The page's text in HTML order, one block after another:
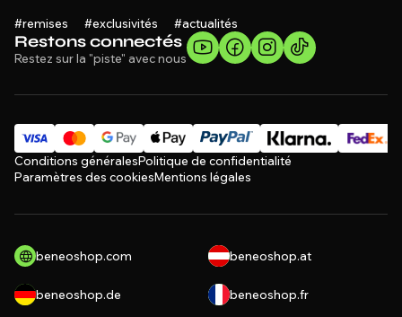
Restons connectés
Restez sur la "piste" avec nous
#remises #exclusivités #actualités
Conditions généralesPolitique de confidentialité
Paramètres des cookiesMentions légales
beneoshop.com beneoshop.at
beneoshop.de beneoshop.fr